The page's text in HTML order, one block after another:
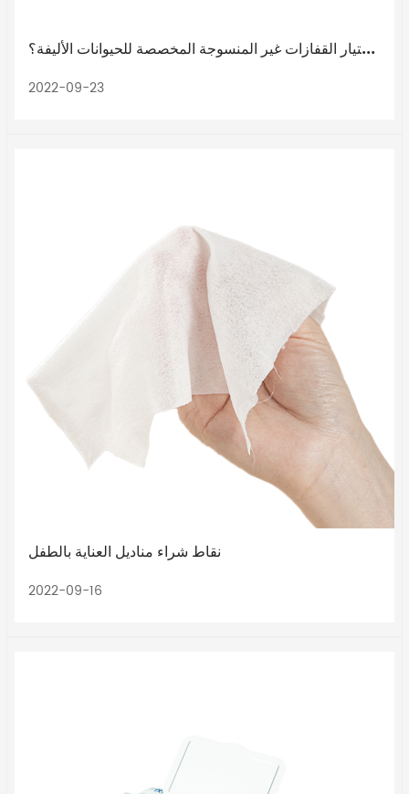
ما الذي يجب علي الانتباه إليه عند اختيار القفازات غير المنسوجة المخصصة للحيوانات الأليفة؟
2022-09-23
نقاط شراء مناديل العناية بالطفل
2022-09-16